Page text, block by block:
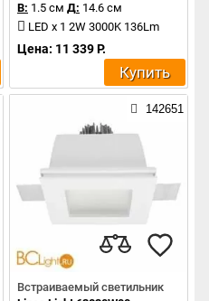
В: 1.5 см Д: 14.6 см
LED x 1 2W 3000K 136Lm
Цена: 11 339 Р.
Купить
142651
Встраиваемый светильник